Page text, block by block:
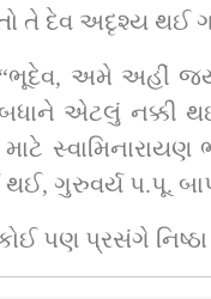
તો તે દેવ અદૃશ્ય થઈ
અમે અહીં
એટલું નક્કી
થઈ, ગુરુવર્ય પ.પૂ.
પણ પ્રસંગે